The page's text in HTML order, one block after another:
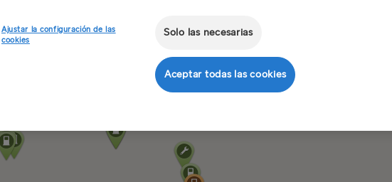
Ajustar la configuración de las
cookies
Solo las necesarias
Aceptar todas las cookies